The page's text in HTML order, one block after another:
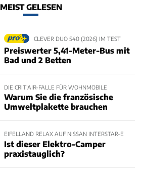
MEIST GELESEN
CLEVER DUO 540 (2026) IM TEST
Preiswerter 5,41-Meter-Bus mit
Bad und 2 Betten
DIE CRIT’AIR-FALLE FÜR WOHNMOBILE
Warum Sie die französische
Umweltplakette brauchen
EIFELLAND RELAX AUF NISSAN INTERSTAR-E
Ist dieser Elektro-Camper
praxistauglich?